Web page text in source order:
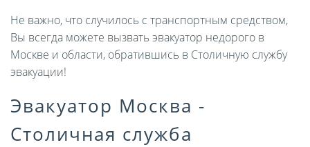
Не важно, что случилось с транспортным средством,
Вы всегда можете вызвать эвакуатор недорого в
Москве и области, обратившись в Столичную службу
эвакуации!
Эвакуатор Москва -
Столичная служба